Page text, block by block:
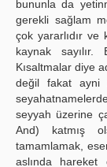
bununla da
gerekli sağlam
çok yararlıdır ve
kaynak
Kısaltmalar diye
değil fakat ayni
seyyah üzerine
And) katmış
tamamlamak,
aslında